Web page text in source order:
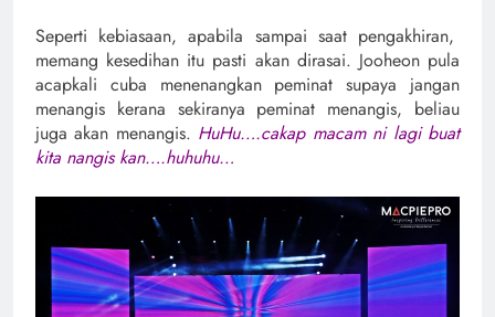
Seperti kebiasaan, apabila sampai saat pengakhiran,
memang kesedihan itu pasti akan dirasai. Jooheon pula
acapkali cuba menenangkan peminat supaya jangan
menangis kerana sekiranya peminat menangis, beliau
juga akan menangis. HuHu….cakap macam ni lagi buat
kita nangis kan….huhuhu…